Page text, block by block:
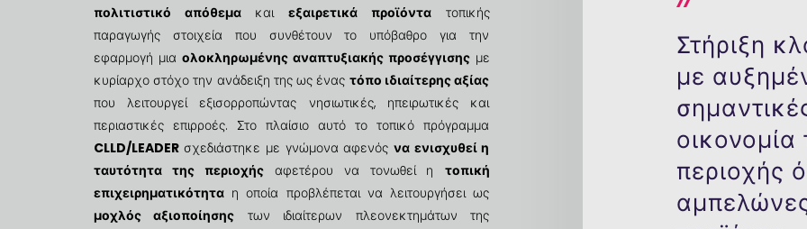
πολιτιστικό απόθεμα καιεξαιρετικά προϊόντα τοπικής
παραγωγής στοιχεία που συνθέτουν το υπόβαθρο για την
εφαρμογή μια ολοκληρωμένης αναπτυξιακής προσέγγισης με
κυρίαρχο στόχο την ανάδειξη της ως ένας τόπο ιδιαίτερης αξίας
που λειτουργεί εξισορροπώντας νησιωτικές, ηπειρωτικές και
περιαστικές επιρροές. Στο πλαίσιο αυτό το τοπικό πρόγραμμα
CLLD/LEADERσχεδιάστηκε με γνώμονα αφενόςνα ενισχυθεί η
ταυτότητα της περιοχήςαφετέρου να τονωθεί η τοπική
επιχειρηματικότηταη οποία προβλέπεται να λειτουργήσει ως
μοχλός αξιοποίησης των ιδιαίτερων πλεονεκτημάτων της
Στήριξη
με
περιοχής